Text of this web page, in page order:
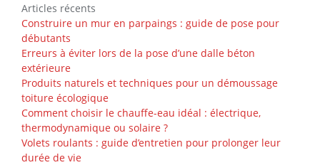
Articles récents
Construire un mur en parpaings : guide de pose pour
débutants
Erreurs à éviter lors de la pose d’une dalle béton
extérieure
Produits naturels et techniques pour un démoussage
toiture écologique
Comment choisir le chauffe-eau idéal : électrique,
thermodynamique ou solaire ?
Volets roulants : guide d’entretien pour prolonger leur
durée de vie